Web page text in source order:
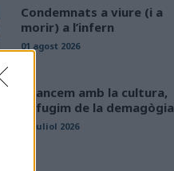
Condemnats a viure (i a
morir) a l’infern
01 agost 2026
Avancem amb la cultura,
defugim de la demagògia
31 juliol 2026